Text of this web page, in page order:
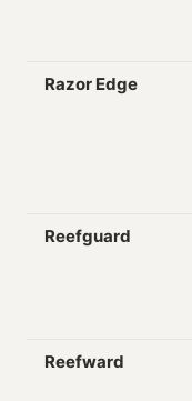
Razor Edge
Reefguard
Reefward